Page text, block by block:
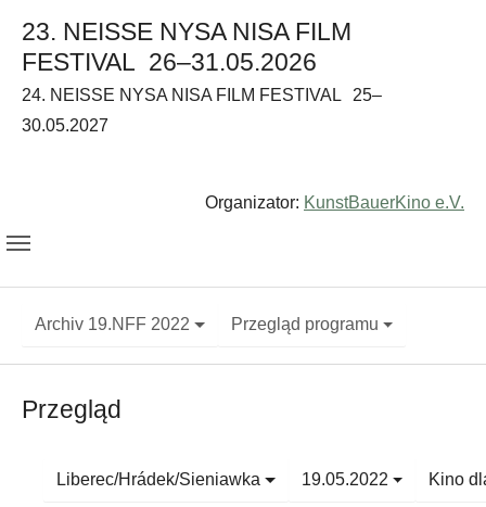
23. NEISSE NYSA NISA FILM
FESTIVAL 26–31.05.2026
24. NEISSE NYSA NISA FILM FESTIVAL
25–
30.05.2027
Organizator: KunstBauerKino e.V.
Archiv 19.NFF 2022 Przegląd programu
Przegląd
Liberec/Hrádek/Sieniawka 19.05.2022 Kino